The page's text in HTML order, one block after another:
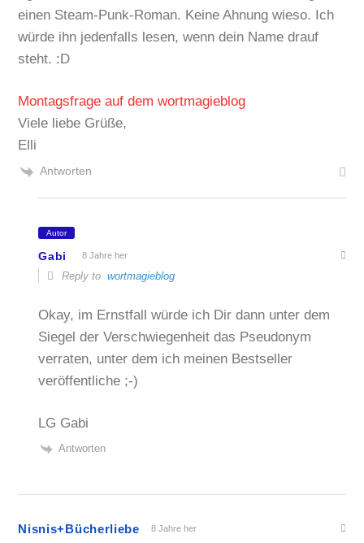
einen Steam-Punk-Roman. Keine Ahnung wieso. Ich
würde ihn jedenfalls lesen, wenn dein Name drauf
steht. :D
Montagsfrage auf dem wortmagieblog
Viele liebe Grüße,
Elli
Antworten
Autor
Gabi 8 Jahre her
Reply towortmagieblog
Okay, im Ernstfall würde ich Dir dann unter dem
Siegel der Verschwiegenheit das Pseudonym
verraten, unter dem ich meinen Bestseller
veröffentliche ;-)
LG Gabi
Antworten
Nisnis+Bücherliebe 8 Jahre her